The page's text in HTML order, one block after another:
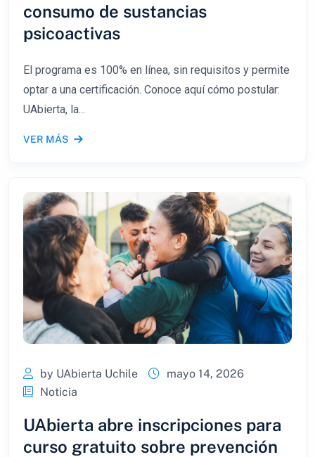
consumo de sustancias
psicoactivas
El programa es 100% en línea, sin requisitos y permite
optar a una certificación. Conoce aquí cómo postular:
UAbierta, la...
VER MÁS
by UAbierta Uchile
mayo 14, 2026
Noticia
UAbierta abre inscripciones para
curso gratuito sobre prevención